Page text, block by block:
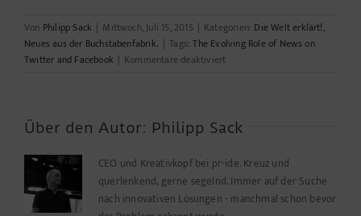
Von Philipp Sack | Mittwoch, Juli 15, 2015 | Kategorien: Die Welt erklärt!,
Neues aus der Buchstabenfabrik. | Tags:The Evolving Role of News on
Twitter and Facebook | Kommentare deaktiviertfür
Blick,
sieht
man
keine
Grenzen.
Über den Autor: Philipp Sack
CEO und Kreativkopf bei pr-ide. Kreuz und
querlenkend, gerne segelnd. Immer auf der Suche
nach innovativen Lösungen - manchmal schon bevor